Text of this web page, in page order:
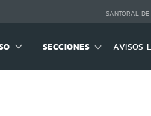
SANTORAL DE
SECCIONES AVISOS